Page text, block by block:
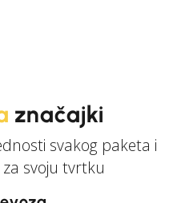
značajki
svakog paketa i
svoju tvrtku